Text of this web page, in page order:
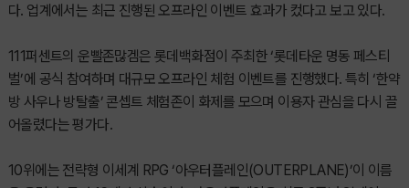
다. 업계에서는 최근 진행된 오프라인 이벤트 효과가 컸다고 보고 있다.
111퍼센트의 운빨존많겜은 롯데백화점이 주최한 ‘롯데타운 명동 페스티
벌’에 공식 참여하며 대규모 오프라인 체험 이벤트를 진행했다. 특히 ‘한약
방 사우나 방탈출’ 콘셉트 체험존이 화제를 모으며 이용자 관심을 다시 끌
어올렸다는 평가다.
10위에는 전략형 이세계 RPG ‘아우터플레인(OUTERPLANE)’이 이름